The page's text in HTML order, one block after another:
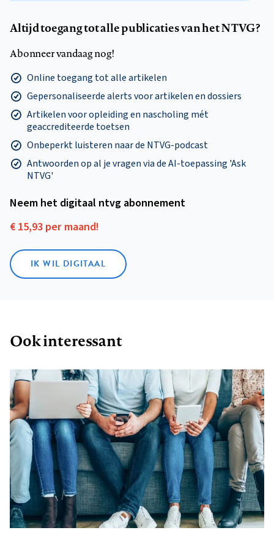
Altijd toegang tot alle publicaties van het NTVG?
Abonneer vandaag nog!
Online toegang tot alle artikelen
Gepersonaliseerde alerts voor artikelen en dossiers
Artikelen voor opleiding en nascholing mét
geaccrediteerde toetsen
Onbeperkt luisteren naar de NTVG-podcast
Antwoorden op al je vragen via de AI-toepassing 'Ask
NTVG'
Neem het digitaal ntvg abonnement
€ 15,93 per maand!
IK WIL DIGITAAL
Ook interessant